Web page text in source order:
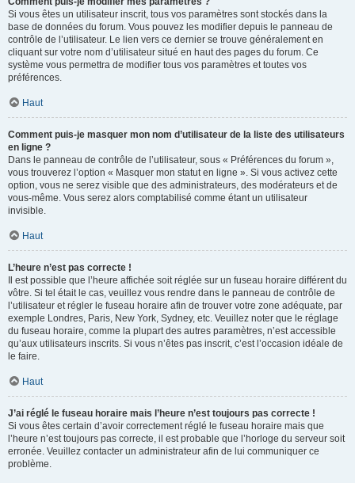
Si vous êtes un utilisateur inscrit, tous vos paramètres sont stockés dans la
base de données du forum. Vous pouvez les modifier depuis le panneau de
contrôle de l’utilisateur. Le lien vers ce dernier se trouve généralement en
cliquant sur votre nom d’utilisateur situé en haut des pages du forum. Ce
système vous permettra de modifier tous vos paramètres et toutes vos
préférences.
Haut
Comment puis-je masquer mon nom d’utilisateur de la liste des utilisateurs
en ligne ?
Dans le panneau de contrôle de l’utilisateur, sous « Préférences du forum »,
vous trouverez l’option « Masquer mon statut en ligne ». Si vous activez cette
option, vous ne serez visible que des administrateurs, des modérateurs et de
vous-même. Vous serez alors comptabilisé comme étant un utilisateur
invisible.
Haut
L’heure n’est pas correcte !
Il est possible que l’heure affichée soit réglée sur un fuseau horaire différent du
vôtre. Si tel était le cas, veuillez vous rendre dans le panneau de contrôle de
l’utilisateur et régler le fuseau horaire afin de trouver votre zone adéquate, par
exemple Londres, Paris, New York, Sydney, etc. Veuillez noter que le réglage
du fuseau horaire, comme la plupart des autres paramètres, n’est accessible
qu’aux utilisateurs inscrits. Si vous n’êtes pas inscrit, c’est l’occasion idéale de
le faire.
Haut
J’ai réglé le fuseau horaire mais l’heure n’est toujours pas correcte !
Si vous êtes certain d’avoir correctement réglé le fuseau horaire mais que
l’heure n’est toujours pas correcte, il est probable que l’horloge du serveur soit
erronée. Veuillez contacter un administrateur afin de lui communiquer ce
problème.